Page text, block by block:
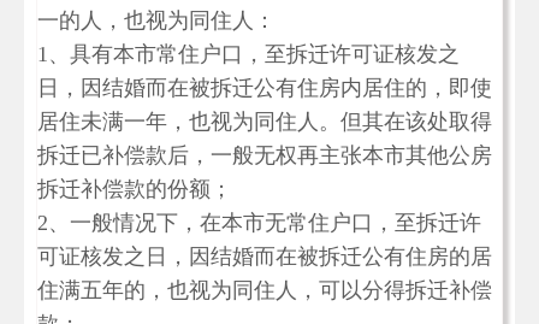
一的人，也视为同住人：
1、具有本市常住户口，至拆迁许可证核发之
日，因结婚而在被拆迁公有住房内居住的，即使
居住未满一年，也视为同住人。但其在该处取得
拆迁已补偿款后，一般无权再主张本市其他公房
拆迁补偿款的份额；
2、一般情况下，在本市无常住户口，至拆迁许
可证核发之日，因结婚而在被拆迁公有住房的居
住满五年的，也视为同住人，可以分得拆迁补偿